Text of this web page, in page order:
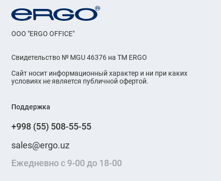
OOO "ERGO OFFICE"
Свидетельство № MGU 46376 на ТМ ERGO
Сайт носит информационный характер и ни при каких
условиях не является публичной офертой.
Поддержка
+998 (55) 508-55-55
sales@ergo.uz
Ежедневно с 9-00 до 18-00